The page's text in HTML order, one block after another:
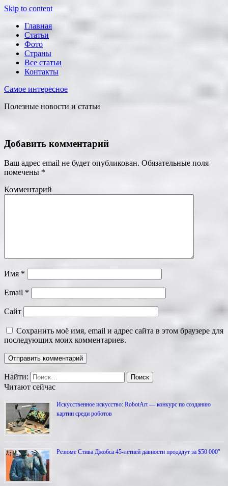
Skip to content
Главная
Статьи
Фото
Страны
Все статьи
Контакты
Самое интересное
Полезные новости и статьи
Добавить комментарий
Ваш адрес email не будет опубликован. Обязательные поля
помечены *
Комментарий
Имя *
Email *
Сайт
Сохранить моё имя, email и адрес сайта в этом браузере для
последующих моих комментариев.
Найти:
Читают сейчас
Искусственное искусство: RobotArt — конкурс по созданию
картин среди роботов
Резюме Стива Джобса 45-летней давности продадут за $50 000″